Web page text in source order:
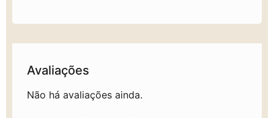
Avaliações
Não há avaliações ainda.